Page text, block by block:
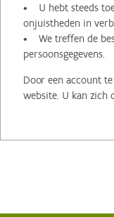
• U hebt steeds
onjuistheden in
• We treffen de
persoonsgegevens.
Door een account
website. U kan zich